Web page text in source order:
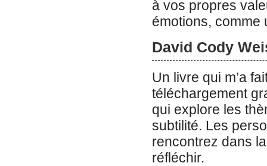
à vos propres
émotions, comme
David Cody
Un livre qui m’a
téléchargement
qui explore les
subtilité. Les
rencontrez dans
réfléchir.